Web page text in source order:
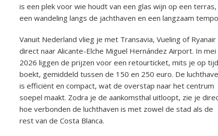
is een plek voor wie houdt van een glas wijn op een terras,
een wandeling langs de jachthaven en een langzaam
Vanuit Nederland vlieg je met Transavia, Vueling of Ryanair
direct naar Alicante-Elche Miguel Hernández Airport. In mei
2026 liggen de prijzen voor een retourticket, mits je op tijd
boekt, gemiddeld tussen de 150 en 250 euro. De
is efficiënt en compact, wat de overstap naar het centrum
soepel maakt. Zodra je de aankomsthal uitloopt, zie je
hoe verbonden de luchthaven is met zowel de stad als de
rest van de Costa Blanca.